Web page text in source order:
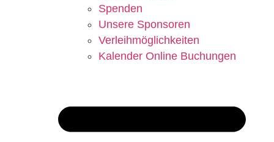
Spenden
Unsere Sponsoren
Verleihmöglichkeiten
Kalender Online Buchungen